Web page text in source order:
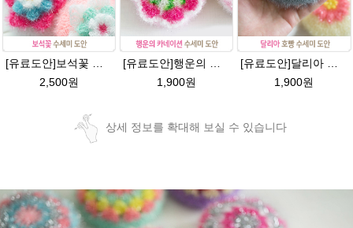
[유료도안]보석꽃 수세미뜨기 도안(수세미실은 옵션에서 추가구매 가능)/보석꽃수세미/별호빵수세미처럼 예쁜수세미뜨기/빤짝이 수세미실/웰빙수세미실/고급수세미실/꽃수세미/봄꽃향기수세미
2,500원
[유료도안]행운의 카네이션수세미 뜨기 도안(수세미실은 옵션에서 추가구매 가능)/카네이션수세미/별호빵수세미처럼 예쁜 수세미뜨기/수세미실 카네이션만들기 /웰빙수세미/빤짝이수세미/ 카네이션도안/고급수세미실/꽃수세미
1,900원
[유료도안]달리아 호빵수세미뜨기 도안(수세미실은 옵션에서 추가구매 가능)/꽃수세미도안 /별호빵수세미처럼 예쁜수세미뜨기/빤짝이수세미실/웰빙수세미실/고급수세미실/데이지 반짝이수세미
1,900원
상세 정보를 확대해 보실 수 있습니다